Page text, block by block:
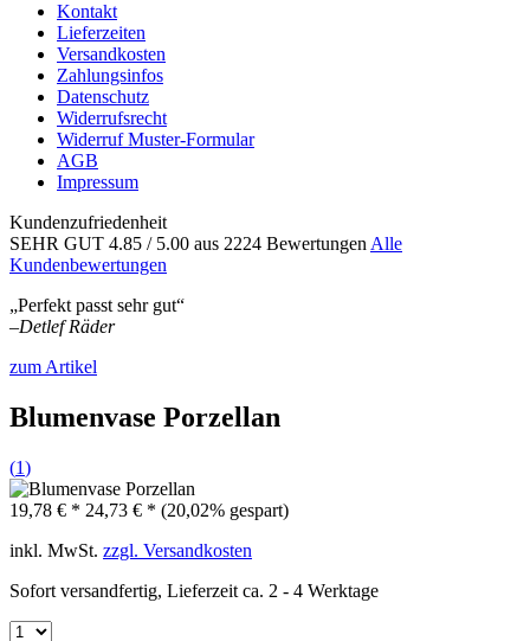
Kontakt
Lieferzeiten
Versandkosten
Zahlungsinfos
Datenschutz
Widerrufsrecht
Widerruf Muster-Formular
AGB
Impressum
Kundenzufriedenheit
SEHR GUT 4.85 / 5.00 aus 2224 Bewertungen Alle
Kundenbewertungen
„Perfekt passt sehr gut“
–Detlef Räder
zum Artikel
Blumenvase Porzellan
(1)
19,78 € * 24,73 € * (20,02% gespart)
inkl. MwSt. zzgl. Versandkosten
Sofort versandfertig, Lieferzeit ca. 2 - 4 Werktage